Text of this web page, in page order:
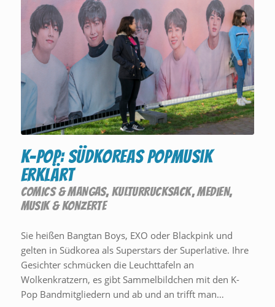
K-Pop: Südkoreas Popmusik
erklärt
COMICS & MANGAS, KULTURRUCKSACK,MEDIEN,
MUSIK & KONZERTE
Sie heißen Bangtan Boys, EXO oder Blackpink und
gelten in Südkorea als Superstars der Superlative. Ihre
Gesichter schmücken die Leuchttafeln an
Wolkenkratzern, es gibt Sammelbildchen mit den K-
Pop Bandmitgliedern und ab und an trifft man…